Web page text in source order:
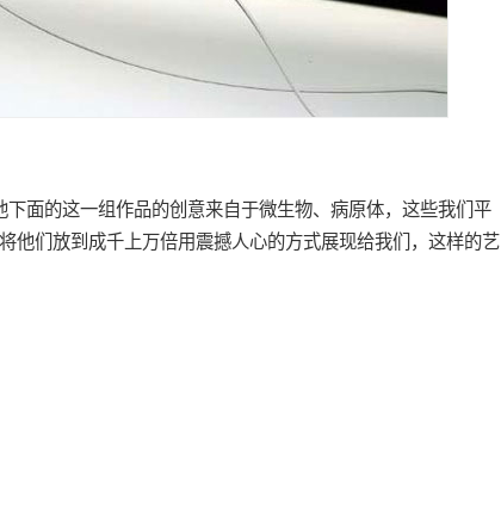
下面的这一组作品的创意来自于微生物、病原体，这些我们平
他们放到成千上万倍用震撼人心的方式展现给我们，这样的艺